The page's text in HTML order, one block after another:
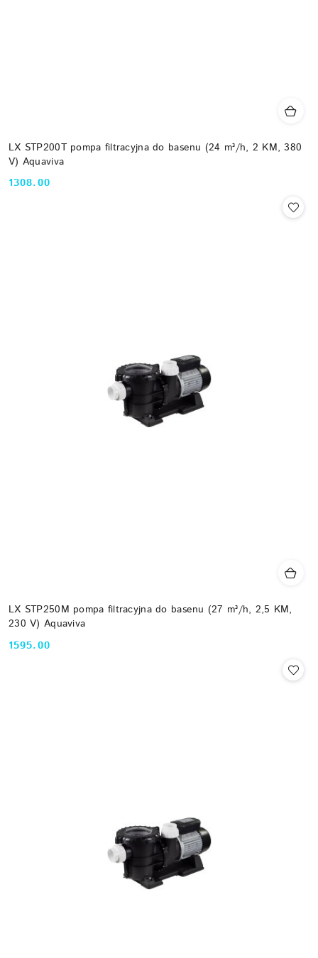
LX STP200T pompa filtracyjna do basenu (24 m³/h, 2 KM, 380
V) Aquaviva
Cena:
1308.00
LX STP250M pompa filtracyjna do basenu (27 m³/h, 2,5 KM,
230 V) Aquaviva
Cena:
1595.00